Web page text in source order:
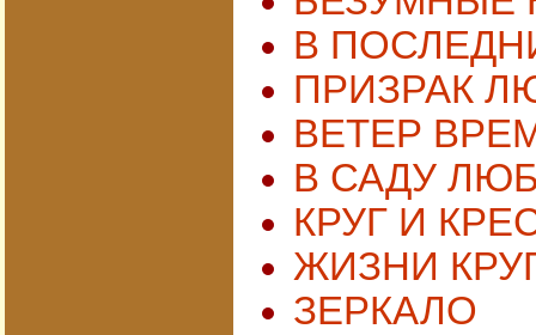
В
ПРИЗРАК
ВЕТЕР
В САДУ
КРУГ И
ЖИЗНИ
ЗЕРКАЛО